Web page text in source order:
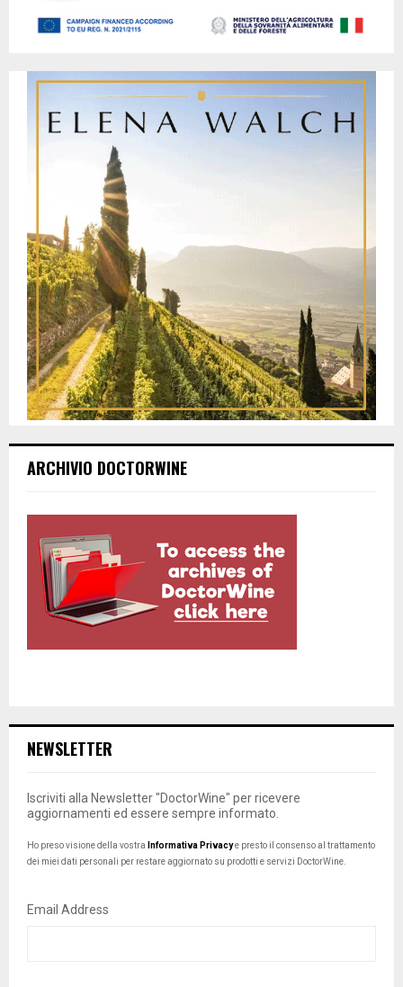
ARCHIVIO DOCTORWINE
NEWSLETTER
Iscriviti alla Newsletter "DoctorWine" per ricevere
aggiornamenti ed essere sempre informato.
Ho preso visione della vostra Informativa Privacye presto il consenso al trattamento
dei miei dati personali per restare aggiornato su prodotti e servizi DoctorWine.
Email Address